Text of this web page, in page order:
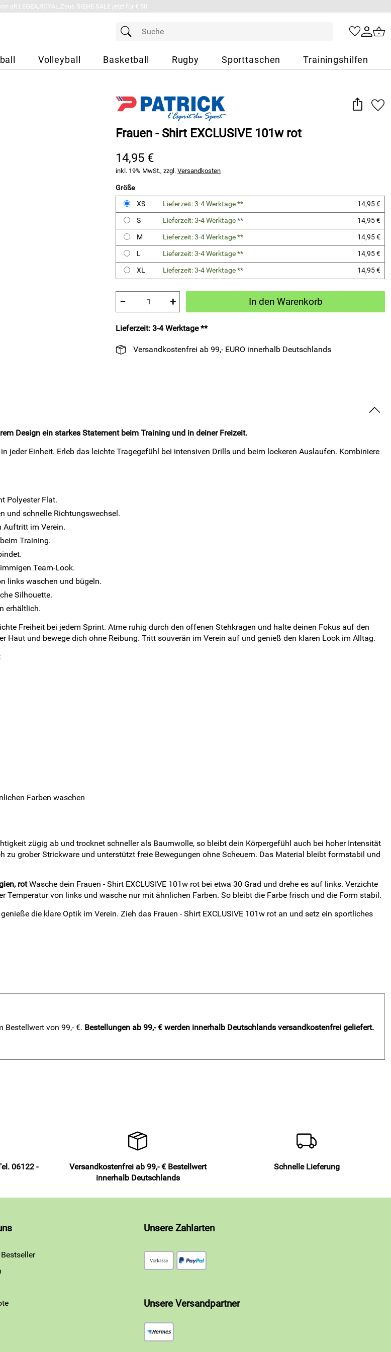
alt.LEGEA,ROYAL,Zeus SIEHE SALE jetzt für € 50
Volleyball Basketball Rugby Sporttaschen Trainingshilfen
Frauen - Shirt EXCLUSIVE 101w rot
14,95 €
inkl. 19% MwSt., zzgl. Versandkosten
Größe
XS
Lieferzeit: 3-4 Werktage **
14,95 €
S
Lieferzeit: 3-4 Werktage **
14,95 €
M
Lieferzeit: 3-4 Werktage **
14,95 €
L
Lieferzeit: 3-4 Werktage **
14,95 €
XL
Lieferzeit: 3-4 Werktage ** 14,95 €
− + In den Warenkorb
Lieferzeit: 3-4 Werktage **
Versandkostenfrei ab 99,- EURO innerhalb Deutschlands
Design ein starkes Statement beim Training und in deiner Freizeit.
Einheit. Erleb das leichte Tragegefühl bei intensiven Drills und beim lockeren Auslaufen. Kombiniere
Polyester Flat.
und schnelle Richtungswechsel.
Auftritt im Verein.
Training.
Team-Look.
links waschen und bügeln.
Silhouette.
erhältlich.
Freiheit bei jedem Sprint. Atme ruhig durch den offenen Stehkragen und halte deinen Fokus auf den
Haut und bewege dich ohne Reibung. Tritt souverän im Verein auf und genieß den klaren Look im Alltag.
Farben waschen
zügig ab und trocknet schneller als Baumwolle, so bleibt dein Körpergefühl auch bei hoher Intensität
grober Strickware und unterstützt freie Bewegungen ohne Scheuern. Das Material bleibt formstabil und
rotWasche dein Frauen - Shirt EXCLUSIVE 101w rot bei etwa 30 Grad und drehe es auf links. Verzichte
von links und wasche nur mit ähnlichen Farben. So bleibt die Farbe frisch und die Form stabil.
die klare Optik im Verein. Zieh das Frauen - Shirt EXCLUSIVE 101w rot an und setz ein sportliches
Bestellwert von 99,- €. Bestellungen ab 99,- € werden innerhalb Deutschlands versandkostenfrei geliefert.
06122 -
Versandkostenfrei ab 99,- € Bestellwert
innerhalb Deutschlands
Schnelle Lieferung
Unsere Zahlarten
Unsere Versandpartner